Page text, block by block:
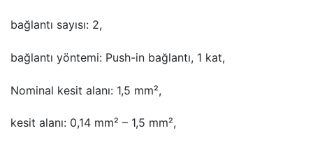
bağlantı sayısı: 2,
bağlantı yöntemi: Push-in bağlantı, 1 kat,
Nominal kesit alanı: 1,5 mm²,
kesit alanı: 0,14 mm² – 1,5 mm²,